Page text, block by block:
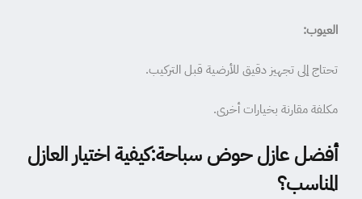
العيوب:
تحتاج إلى تجهيز دقيق للأرضية قبل التركيب.
مكلفة مقارنة بخيارات أخرى.
أفضل عازل حوض سباحة:كيفية اختيار العازل
المناسب؟